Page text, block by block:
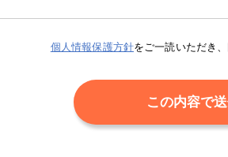
個人情報保護方針をご一読いただき、